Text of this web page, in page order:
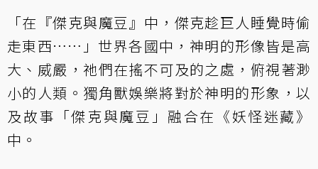
「在『傑克與魔豆』中，傑克趁巨人睡覺時偷
走東西……」世界各國中，神明的形像皆是高
大、威嚴，祂們在搖不可及的之處，俯視著渺
小的人類。獨角獸娛樂將對於神明的形象，以
及故事「傑克與魔豆」融合在《妖怪迷藏》
中。